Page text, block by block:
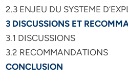
2.3 ENJEU DU SYSTEME
3 DISCUSSIONS ET
3.1 DISCUSSIONS
3.2 RECOMMANDATIONS
CONCLUSION